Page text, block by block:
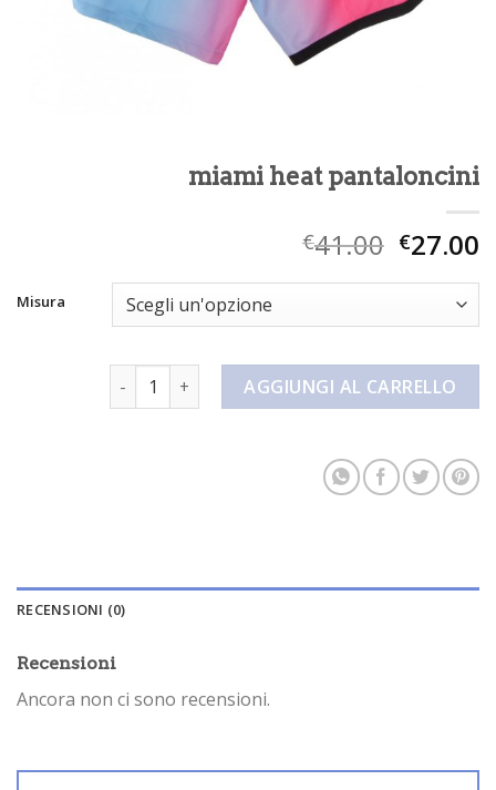
miami heat pantaloncini
€41.00 €27.00
Misura
miami heat pantaloncini quantità
AGGIUNGI AL CARRELLO
RECENSIONI (0)
Recensioni
Ancora non ci sono recensioni.